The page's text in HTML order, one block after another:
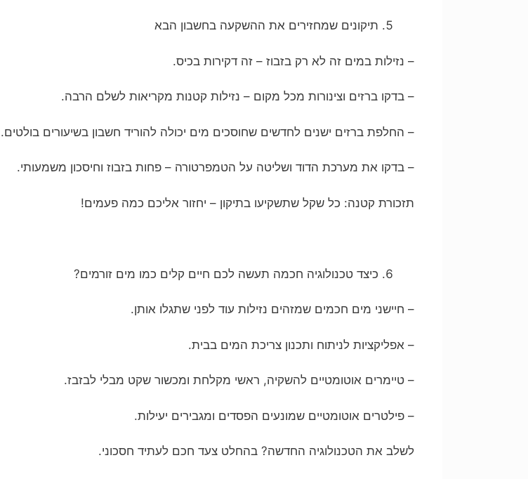
תיקונים שמחזירים את ההשקעה בחשבון הבא
– נזילות במים זה לא רק בזבוז – זה דקירות בכיס.
– בדקו ברזים וצינורות מכל מקום – נזילות קטנות מקריאות לשלם הרבה.
– החלפת ברזים ישנים לחדשים שחוסכים מים יכולה להוריד חשבון בשיעורים בולטים.
– בדקו את מערכת הדוד ושליטה על הטמפרטורה – פחות בזבוז וחיסכון משמעותי.
תזכורת קטנה: כל שקל שתשקיעו בתיקון – יחזור אליכם כמה פעמים!
כיצד טכנולוגיה חכמה תעשה לכם חיים קלים כמו מים זורמים?
– חיישני מים חכמים שמזהים נזילות עוד לפני שתגלו אותן.
– אפליקציות לניתוח ותכנון צריכת המים בבית.
– טיימרים אוטומטיים להשקיה, ראשי מקלחת ומכשור שקט מבלי לבזבז.
– פילטרים אוטומטיים שמונעים הפסדים ומגבירים יעילות.
לשלב את הטכנולוגיה החדשה? בהחלט צעד חכם לעתיד חסכוני.